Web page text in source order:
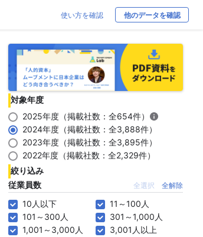
使い方を確認 他のデータを確認
対象年度
2025年度（掲載社数：全654件）
2024年度（掲載社数：全3,888件）
2023年度（掲載社数：全3,895件）
2022年度（掲載社数：全2,329件）
絞り込み
従業員数
全選択 全解除
10人以下
11～100人
101～300人
301～1,000人
1,001～3,000人
3,001人以上